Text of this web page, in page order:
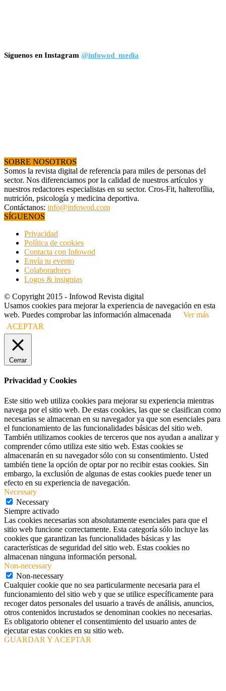
Síguenos en Instagram @infowod_media
SOBRE NOSOTROS
Somos la revista digital de referencia para miles de personas del
sector. Nos diferenciamos por la calidad de nuestros artículos y
nuestros redactores especialistas en su sector. Cros-Fit, halterofília,
nutrición, psicología y medicina deportiva.
Contáctanos: info@infowod.com
SÍGUENOS
Privacidad
Política de cookies
Contacta con Infowod
Envía tu evento
Colaboradores
Logos & insignias
© Copyright 2015 - Infowod Revista digital
Usamos cookies para mejorar la experiencia de navegación en esta
web. Puedes comprobar las información almacenada
Ver más
ACEPTAR
Cerrar
Privacidad y Cookies
Este sitio web utiliza cookies para mejorar su experiencia mientras
navega por el sitio web. De estas cookies, las que se clasifican como
necesarias se almacenan en su navegador ya que son esenciales para
el funcionamiento de las funcionalidades básicas del sitio web.
También utilizamos cookies de terceros que nos ayudan a analizar y
comprender cómo utiliza este sitio web. Estas cookies se
almacenarán en su navegador sólo con su consentimiento. Usted
también tiene la opción de optar por no recibir estas cookies. Sin
embargo, la exclusión de algunas de estas cookies puede tener un
efecto en su experiencia de navegación.
Necessary
Necessary
Siempre activado
Las cookies necesarias son absolutamente esenciales para que el
sitio web funcione correctamente. Esta categoría sólo incluye las
cookies que garantizan las funcionalidades básicas y las
características de seguridad del sitio web. Estas cookies no
almacenan ninguna información personal.
Non-necessary
Non-necessary
Cualquier cookie que no sea particularmente necesaria para el
funcionamiento del sitio web y que se utilice específicamente para
recoger datos personales del usuario a través de análisis, anuncios,
otros contenidos incrustados se denominan cookies no necesarias.
Es obligatorio obtener el consentimiento del usuario antes de
ejecutar estas cookies en su sitio web.
GUARDAR Y ACEPTAR